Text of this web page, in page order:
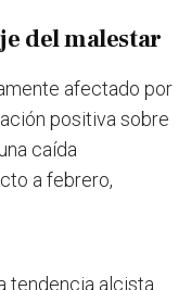
del malestar
afectado por
positiva sobre
caída
a febrero,
tendencia alcista